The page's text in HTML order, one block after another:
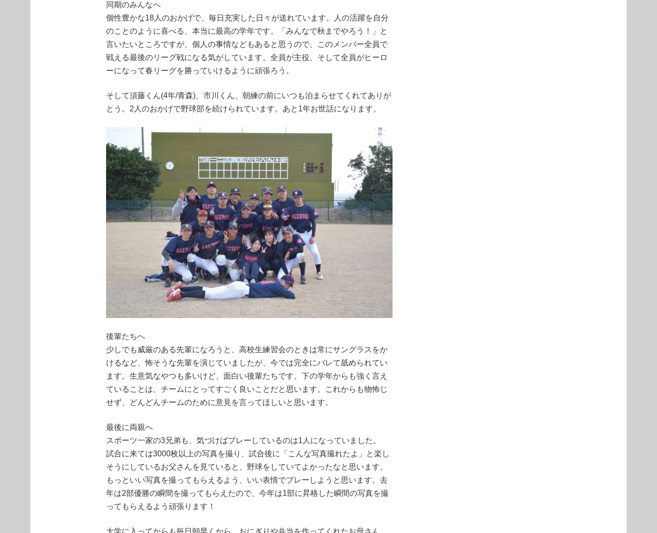
同期のみんなへ
個性豊かな18人のおかげで、毎日充実した日々が送れています。人の活躍を自分
のことのように喜べる、本当に最高の学年です。「みんなで秋までやろう！」と
言いたいところですが、個人の事情などもあると思うので、このメンバー全員で
戦える最後のリーグ戦になる気がしています。全員が主役、そして全員がヒーロ
ーになって春リーグを勝っていけるように頑張ろう。
そして須藤くん(4年/青森)、市川くん、朝練の前にいつも泊まらせてくれてありが
とう。2人のおかげで野球部を続けられています。あと1年お世話になります。
後輩たちへ
少しでも威厳のある先輩になろうと、高校生練習会のときは常にサングラスをか
けるなど、怖そうな先輩を演じていましたが、今では完全にバレて舐められてい
ます。生意気なやつも多いけど、面白い後輩たちです。下の学年からも強く言え
ていることは、チームにとってすごく良いことだと思います。これからも物怖じ
せず、どんどんチームのために意見を言ってほしいと思います。
最後に両親へ
スポーツ一家の3兄弟も、気づけばプレーしているのは1人になっていました。
試合に来ては3000枚以上の写真を撮り、試合後に「こんな写真撮れたよ」と楽し
そうにしているお父さんを見ていると、野球をしていてよかったなと思います。
もっといい写真を撮ってもらえるよう、いい表情でプレーしようと思います。去
年は2部優勝の瞬間を撮ってもらえたので、今年は1部に昇格した瞬間の写真を撮
ってもらえるよう頑張ります！
大学に入ってからも毎日朝早くから、おにぎりや弁当を作ってくれたお母さん、